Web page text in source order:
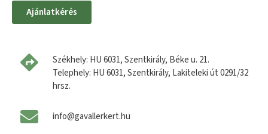
Ajánlatkérés
Székhely: HU 6031, Szentkirály, Béke u. 21.
Telephely: HU 6031, Szentkirály, Lakiteleki út 0291/32
hrsz.
info@gavallerkert.hu